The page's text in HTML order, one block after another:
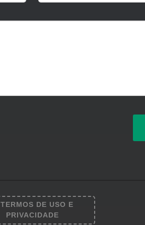
TERMOS DE USO E
PRIVACIDADE